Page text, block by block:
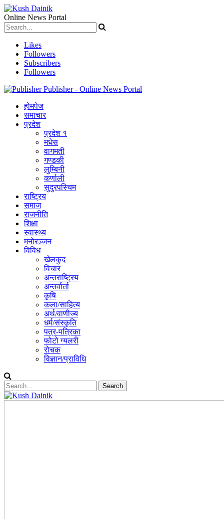
Online News Portal
Likes
Followers
Subscribers
Followers
Publisher - Online News Portal
होमपेज
समाचार
प्रदेश
प्रदेश १
मधेस
वागमती
गण्डकी
लुम्बिनी
कर्णाली
सुदुरपस्चिम
राष्ट्रिय
समाज
राजनीति
शिक्षा
स्वास्थ्य
मनोरञ्जन
विविध
खेलकुद
विचार
अन्तराष्ट्रिय
अन्तर्वार्ता
कृषि
कला/साहित्य
अर्थ/वाणीज्य
धर्म/संस्कृति
पत्र-पत्रिका
फोटो ग्यलरी
रोचक
विज्ञान/प्राविधि